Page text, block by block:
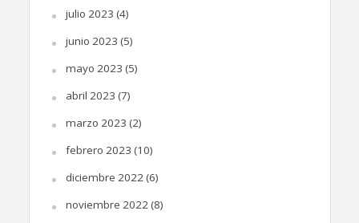
julio 2023 (4)
junio 2023 (5)
mayo 2023 (5)
abril 2023 (7)
marzo 2023 (2)
febrero 2023 (10)
diciembre 2022 (6)
noviembre 2022 (8)